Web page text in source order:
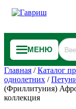
МЕНЮ
Главная /Каталог
однолетних /
(Фриллитуния)
коллекция